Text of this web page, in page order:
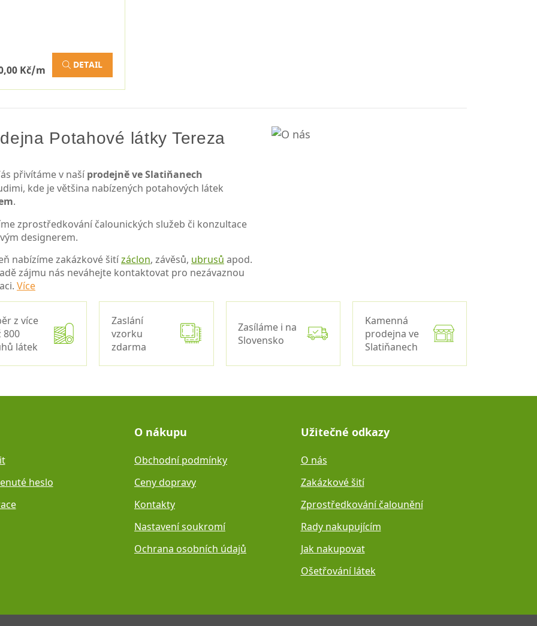
Kč/m DETAIL
Potahové látky Tereza
přivítáme v naší prodejně ve Slatiňanech
kde je většina nabízených potahových látek
.
zprostředkování čalounických služeb či konzultace
designerem.
nabízíme zakázkové šitízáclon, závěsů, ubrusů apod.
zájmu nás neváhejte kontaktovat pro nezávaznou
Více
z více
800
látek
Zaslání
vzorku
zdarma
Zasíláme i na
Slovensko
Kamenná
prodejna ve
Slatiňanech
heslo
O nákupu
Obchodní podmínky
Ceny dopravy
Kontakty
Nastavení soukromí
Ochrana osobních údajů
Užitečné odkazy
O nás
Zakázkové šití
Zprostředkování čalounění
Rady nakupujícím
Jak nakupovat
Ošetřování látek